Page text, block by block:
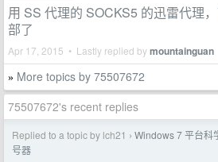
用 SS 代理的 SOCKS5 的迅雷代理
部了
Apr 17, 2015 • Lastly replied bymountainguan
» More topics by 75507672
75507672's recent replies
Replied to a topic by lch21 › Windows 7 平台科
号器